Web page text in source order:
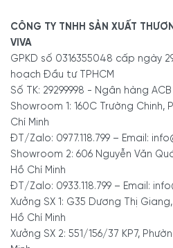
CÔNG TY TNHH SẢN XUẤT
VIVA
GPKD số 0316355048 cấp ngày
hoạch Đầu tư TPHCM
Số TK: 29299998 - Ngân hàng
Showroom 1: 160C Trường Chinh,
Chí Minh
ĐT/Zalo: 0977.118.799 – Email:
Showroom 2: 606 Nguyễn Văn
Hồ Chí Minh
ĐT/Zalo: 0933.118.799 – Email:
Xưởng SX 1: G35 Dương Thị
Hồ Chí Minh
Xưởng SX 2: 551/156/37 KP7,